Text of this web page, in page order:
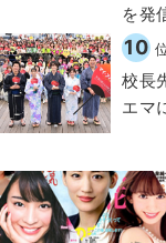
を発
10
校長
エマ